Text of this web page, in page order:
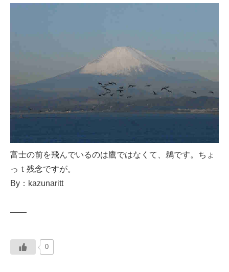
富士の前を飛んでいるのは鷹ではなくて、鵜です。ちょ
っｔ残念ですが。
By：kazunaritt
——
0